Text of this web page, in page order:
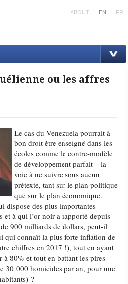
ABOUT | EN | FR
ou les affres
Le cas du Venezuela pourrait à
bon droit être enseigné dans les
écoles comme le contre-modèle
de développement parfait – la
voie à ne suivre sous aucun
prétexte, tant sur le plan politique
que sur le plan économique.
dispose des plus importantes
et à qui l’or noir a rapporté depuis
900 milliards de dollars, peut-il
qui connaît la plus forte inflation de
chiffres en 2017 !), tout en ayant
à 80% et tout en battant les pires
30 000 homicides par an, pour une
?